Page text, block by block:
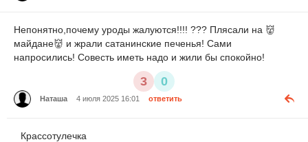
Непонятно,почему уроды жалуются!!!! ??? Плясали на 👹
майдане👹 и жрали сатанинские печенья! Сами
напросились! Совесть иметь надо и жили бы спокойно!
3 0
Наташа 4 июля 2025 16:01 ответить
Крассотулечка